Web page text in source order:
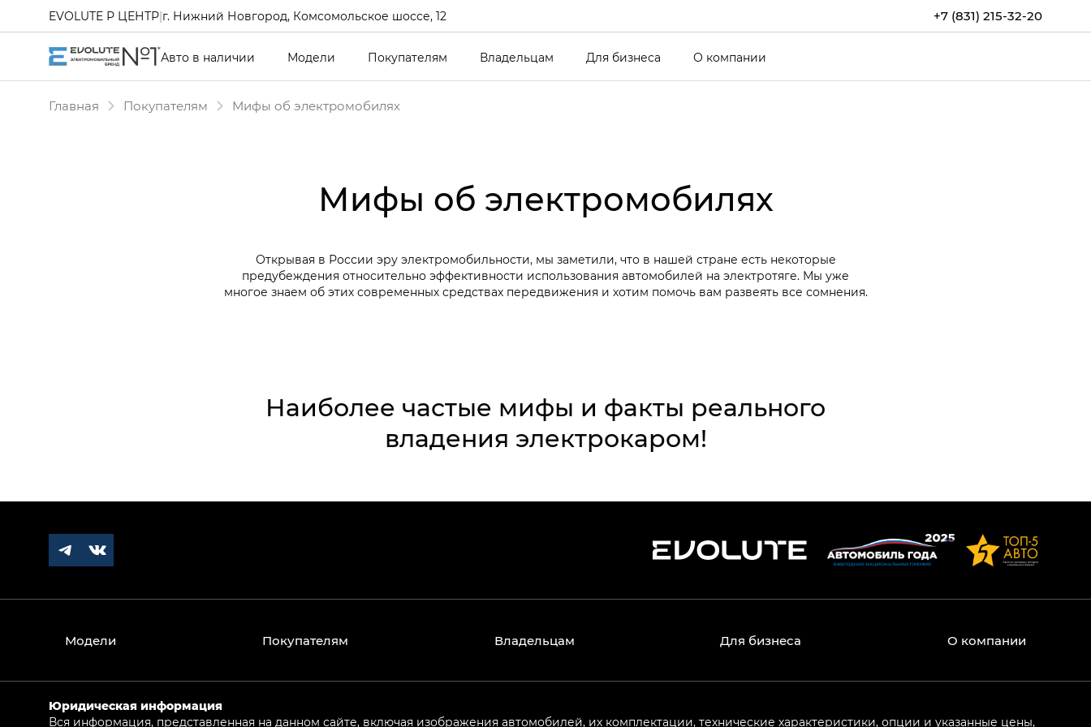
+7 (831) 215-32-20
EVOLUTE Р ЦЕНТР|г. Нижний Новгород, Комсомольское шоссе, 12
Авто в наличии Модели Покупателям Владельцам Для бизнеса О компании
Главная Покупателям Мифы об электромобилях
Мифы об электромобилях
Открывая в России эру электромобильности, мы заметили, что в нашей стране есть некоторые
предубеждения относительно эффективности использования автомобилей на электротяге. Мы уже
многое знаем об этих современных средствах передвижения и хотим помочь вам развеять все сомнения.
Наиболее частые мифы и факты реального
владения электрокаром!
Модели Покупателям Владельцам Для бизнеса О компании
Юридическая информация
Вся информация, представленная на данном сайте, включая изображения автомобилей, их комплектации, технические характеристики, опции и указанные цены,